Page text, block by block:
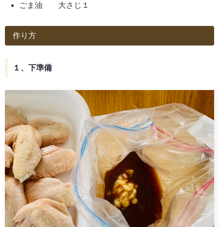
ごま油 大さじ１
作り方
１、下準備